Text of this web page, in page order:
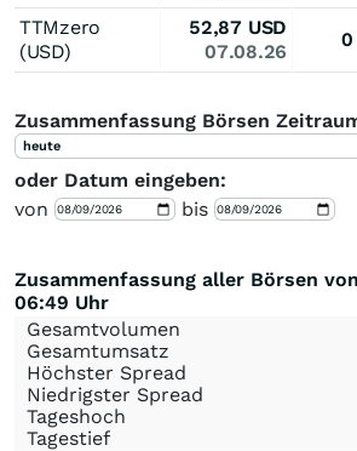
TTMzero
(USD)
52,87 USD
07.08.26
0
Zusammenfassung Börsen
heute
oder Datum eingeben:
von
bis
Zusammenfassung aller Börsen
06:49 Uhr
Gesamtvolumen
Gesamtumsatz
Höchster Spread
Niedrigster Spread
Tageshoch
Tagestief